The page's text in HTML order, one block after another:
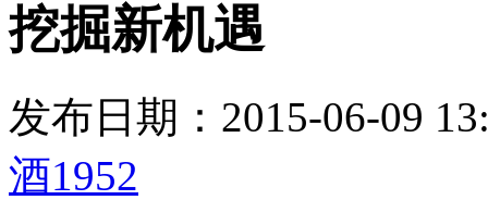
挖掘新机遇
发布日期：2015-06-09
酒1952